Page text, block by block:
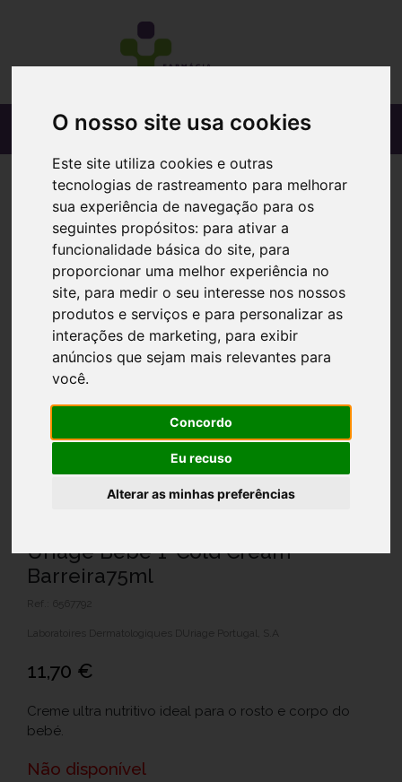
O nosso site usa cookies
Este site utiliza cookies e outras
tecnologias de rastreamento para melhorar
sua experiência de navegação para os
seguintes propósitos: para ativar a
funcionalidade básica do site, para
proporcionar uma melhor experiência no
site, para medir o seu interesse nos nossos
produtos e serviços e para personalizar as
interações de marketing, para exibir
anúncios que sejam mais relevantes para
você.
Concordo
Eu recuso
Alterar as minhas preferências
Uriage Bebe 1ºCold Cream
Barreira75ml
Ref.: 6567792
Laboratoires Dermatologiques DUriage Portugal, S.A
11,70 €
Creme ultra nutritivo ideal para o rosto e corpo do
bebé.
Não disponível